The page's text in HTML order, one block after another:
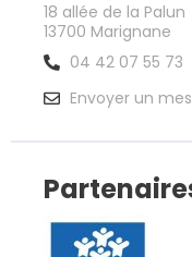
18 allée de la Palun
13700 Marignane
04 42 07 55 73
Envoyer un